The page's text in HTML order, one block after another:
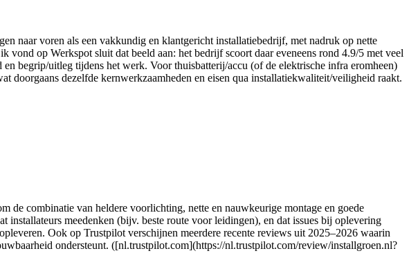
naar voren als een vakkundig en klantgericht installatiebedrijf, met nadruk op nette
op Werkspot sluit dat beeld aan: het bedrijf scoort daar eveneens rond 4.9/5 met veel
begrip/uitleg tijdens het werk. Voor thuisbatterij/accu (of de elektrische infra eromheen)
doorgaans dezelfde kernwerkzaamheden en eisen qua installatiekwaliteit/veiligheid raakt.
de combinatie van heldere voorlichting, nette en nauwkeurige montage en goede
meedenken (bijv. beste route voor leidingen), en dat issues bij oplevering
Ook op Trustpilot verschijnen meerdere recente reviews uit 2025–2026 waarin
ondersteunt. ([nl.trustpilot.com](https://nl.trustpilot.com/review/installgroen.nl?